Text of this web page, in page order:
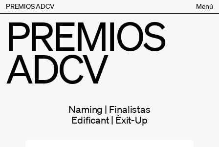
PREMIOS ADCV
Bases
Jurado
Inscripción
Palmarés
Premios especiales
Supporters
Menú
PREMIOS
ADCV
Naming | Finalistas
Edificant | Èxit-Up